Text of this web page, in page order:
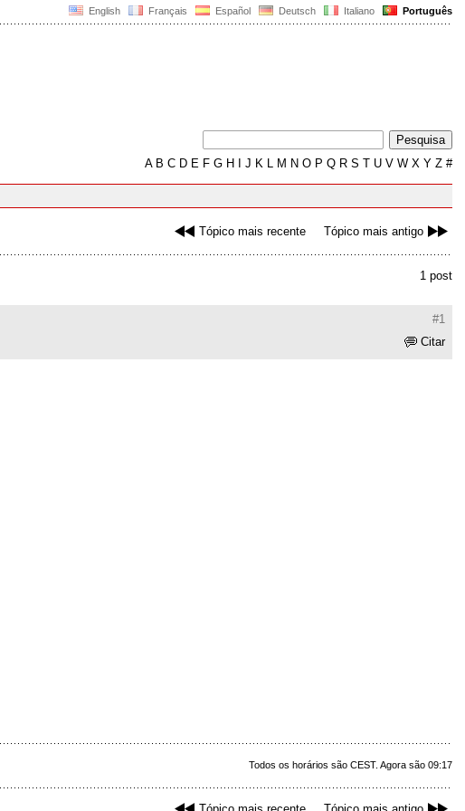
English Français Español Deutsch Italiano Português
AB C D E F G H J K L M N O P Q R S T U V W X Y Z #
Tópico mais recente Tópico mais antigo
1 post
#1
Citar
Todos os horários são CEST. Agora são 09:17